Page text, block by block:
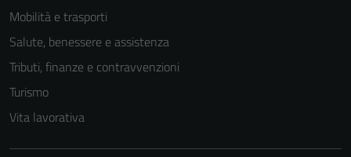
Mobilità e trasporti
Salute, benessere e assistenza
Tributi, finanze e contravvenzioni
Turismo
Vita lavorativa